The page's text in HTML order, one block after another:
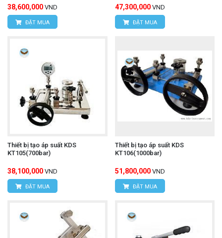
38,600,000 VND
ĐẶT MUA
47,300,000 VND
ĐẶT MUA
Thiết bị tạo áp suất KDS
KT105(700bar)
38,100,000 VND
ĐẶT MUA
Thiết bị tạo áp suất KDS
KT106(1000bar)
51,800,000 VND
ĐẶT MUA